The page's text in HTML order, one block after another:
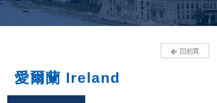
愛爾蘭 Ireland